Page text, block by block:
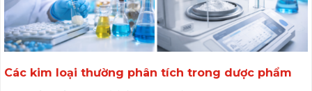
Các kim loại thường phân tích trong dược phẩm